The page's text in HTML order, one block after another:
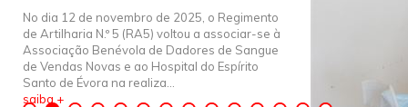
No dia 12 de novembro de 2025, o Regimento
de Artilharia N.º 5 (RA5) voltou a associar-se à
Associação Benévola de Dadores de Sangue
de Vendas Novas e ao Hospital do Espírito
Santo de Évora na realiza...
saiba +